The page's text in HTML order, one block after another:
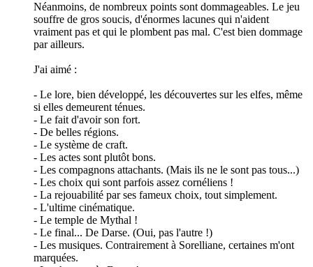
Néanmoins, de nombreux points sont dommageables. Le jeu
souffre de gros soucis, d'énormes lacunes qui n'aident
vraiment pas et qui le plombent pas mal. C'est bien dommage
par ailleurs.
J'ai aimé :
- Le lore, bien développé, les découvertes sur les elfes, même
si elles demeurent ténues.
- Le fait d'avoir son fort.
- De belles régions.
- Le système de craft.
- Les actes sont plutôt bons.
- Les compagnons attachants. (Mais ils ne le sont pas tous...)
- Les choix qui sont parfois assez cornéliens !
- La rejouabilité par ses fameux choix, tout simplement.
- L'ultime cinématique.
- Le temple de Mythal !
- Le final... De Darse. (Oui, pas l'autre !)
- Les musiques. Contrairement à Sorelliane, certaines m'ont
marquées.